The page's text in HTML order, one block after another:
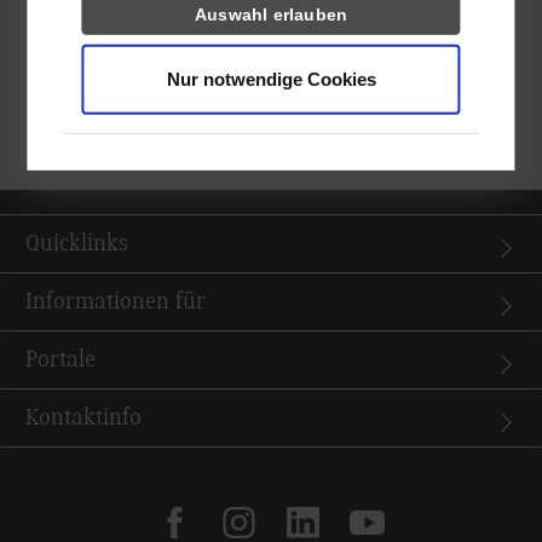
Auswahl erlauben
Nur notwendige Cookies
studium-sozialwesen@dhbw-stuttgart.de.
zurück zur Ergebnisliste
Quicklinks
Informationen für
Portale
Kontaktinfo
facebookinstagramlinkedinyoutube